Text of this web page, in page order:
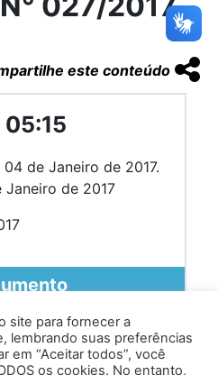
este conteúdo
de Janeiro de 2017.
Janeiro de 2017
site para fornecer a
lembrando suas preferências
em “Aceitar todos”, você
os cookies. No entanto,